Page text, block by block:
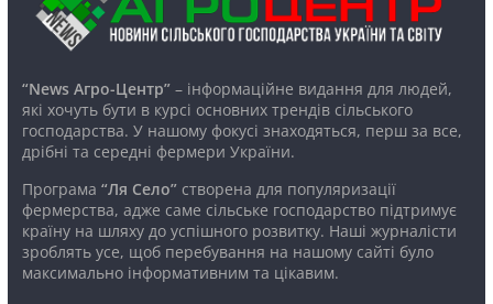
“News Агро-Центр”– інформаційне видання для людей,
які хочуть бути в курсі основних трендів сільського
господарства. У нашому фокусі знаходяться, перш за все,
дрібні та середні фермери України.
Програма “Ля Село”створена для популяризації
фермерства, адже саме сільське господарство підтримує
країну на шляху до успішного розвитку. Наші журналісти
зроблять усе, щоб перебування на нашому сайті було
максимально інформативним та цікавим.